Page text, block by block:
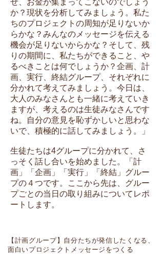
ぜ、お金が集まってこないのでしょう
か？現状を分析してみましょう。私た
ちのプロジェクトの周知が足りないか
らかな？みんなのメッセージを伝える
機会が足りないからかな？そして、残
りの期間に、私たちができること、や
るべきことは何でしょうか？企画、計
画、実行、終結グループ、それぞれに
分かれて考えてみましょう。今日は、
大人のみなさんとも一緒に考えていき
ますが、考えるのは生徒みなさんです
ね。自分の意見を恥ずかしいと思わな
いで、積極的に話してみましょう。」
生徒たちは4グループに分かれて、さ
っそく話し合いを始めました。「計
画」「企画」「実行」「終結」グルー
プの４つです。ここから先は、グルー
プごとの当日の取り組みについてレポ
ートします。
【計画グループ】自分たちが発信したくなる、
面白いプロジェクトメッセージをつくる